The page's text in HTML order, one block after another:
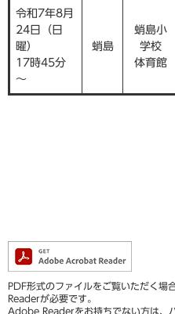
令和7年8月
24日（日
曜）
​17時45分
～
蛸島
蛸島小
学校
体育館
PDF形式のファイルをご覧いただく
Readerが必要です。
Adobe Readerをお持ちでない方は、